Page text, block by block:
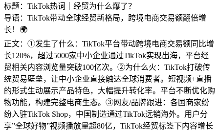
标题：TikTok热词｜经贸为什么爆了？
导语：TikTok带动全球经贸新格局，跨境电商交易额翻倍增
长！🌍
正文：①发生了什么：TikTok平台带动跨境电商交易额同比增
长120%，超过5000家中小企业通过TikTok实现出海，平台经
贸相关内容浏览量突破100亿次。②为什么火：TikTok打破传
统贸易壁垒，让中小企业直接触达全球消费者。短视频+直播
的形式生动展示产品特色，大幅提升转化率。平台不断优化购
物功能，构建完整电商生态。③网友/品牌跟进：各国商家纷
纷入驻TikTok Shop，中国制造通过TikTok远销海外。用户分
享”全球好物”视频播放量超80亿，TikTok经贸标签下内容增长